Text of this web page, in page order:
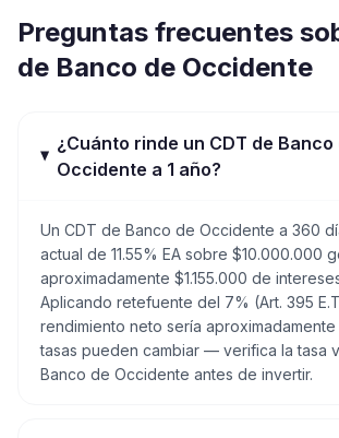
Preguntas frecuentes
de Banco de Occidente
¿Cuánto rinde un CDT de Banco
Occidente a 1 año?
Un CDT de Banco de Occidente a 360
actual de 11.55% EA sobre $10.000.000
aproximadamente $1.155.000 de
Aplicando retefuente del 7% (Art. 395
rendimiento neto sería aproximadamente
tasas pueden cambiar — verifica la tasa
Banco de Occidente antes de invertir.